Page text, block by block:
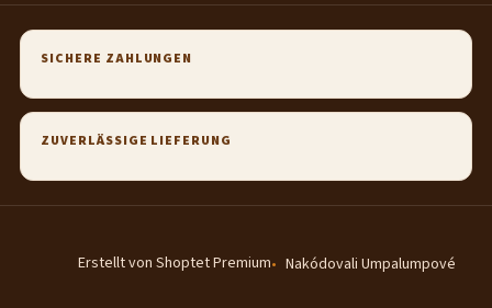
SICHERE ZAHLUNGEN
ZUVERLÄSSIGE LIEFERUNG
Erstellt von Shoptet Premium Nakódovali Umpalumpové